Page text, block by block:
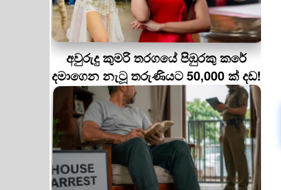
අවුරුදු කුමරි තරගයේ පිඹුරකු කරේ
දමාගෙන නැටූ තරුණියට 50,000 ක් දඩ!